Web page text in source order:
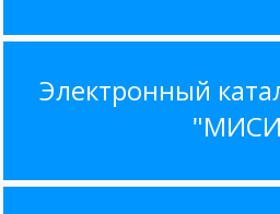
Электронный